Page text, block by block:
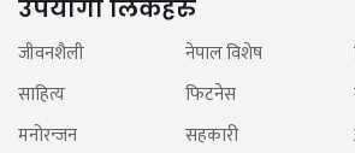
उपयोगी लिंकहरु
जीवनशैली नेपाल विशेष
साहित्य
फिटनेस
मनोरन्जन
सहकारी